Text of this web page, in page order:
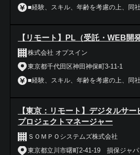
■経験、スキル、年齢を考慮の上、同
【リモート】PL（受託・WEB開発
株式会社 オプスイン
東京都千代田区神田神保町3-11-1
■経験、スキル、年齢を考慮の上、同
【東京：リモート】デジタルサ
プロジェクトマネージャー
ＳＯＭＰＯシステムズ株式会社
東京都立川市曙町2-41-19 損保ジャ